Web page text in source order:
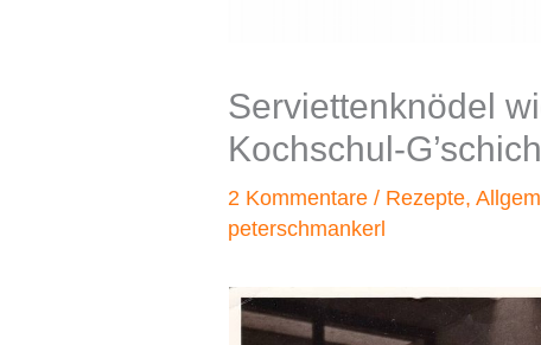
Serviettenknödel
Kochschul-
2 Kommentare / Rezepte,
peterschmankerl